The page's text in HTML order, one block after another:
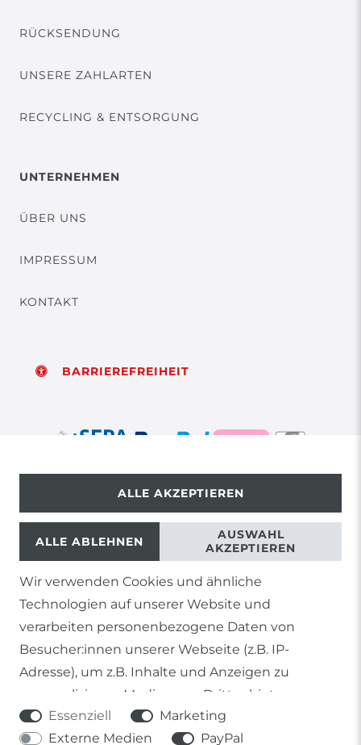
RÜCKSENDUNG
UNSERE ZAHLARTEN
RECYCLING & ENTSORGUNG
UNTERNEHMEN
ÜBER UNS
IMPRESSUM
KONTAKT
BARRIEREFREIHEIT
© Copyright 2026 | Alle Rechte vorbehalten.
1) Gilt nicht für Sendungen mit Futterinsekten,
Lebendpflanzen, Frostfutter oder lebende Tiere, sowie
Lieferungen per Spedition
2) gilt für sofort lieferbare Artikel und Produkte die keine
gesonderte Versandregelung besitzen.
Prozentangaben von Sonderangeboten auf die Ersparnis
gegenüber der UVP des Herstellers.
Wir verwenden Cookies und ähnliche
Technologien auf unserer Website und
verarbeiten personenbezogene Daten von
Besucher:innen unserer Webseite (z.B. IP-
Adresse), um z.B. Inhalte und Anzeigen zu
personalisieren, Medien von Drittanbietern
einzubinden oder Zugriffe auf unsere Website zu
analysieren. Die Datenverarbeitung erfolgt erst
Essenziell
Marketing
Externe Medien
PayPal
ALLE AKZEPTIEREN
ALLE ABLEHNEN
AUSWAHL
AKZEPTIEREN